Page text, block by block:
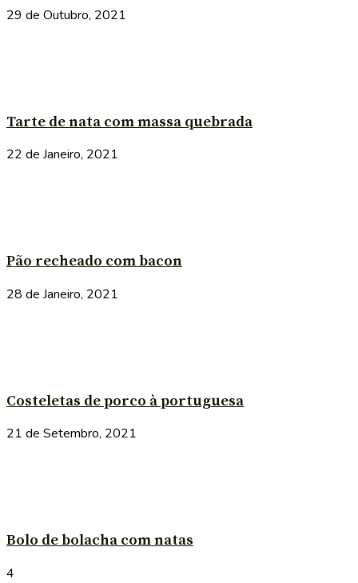
29 de Outubro, 2021
Tarte de nata com massa quebrada
22 de Janeiro, 2021
Pão recheado com bacon
28 de Janeiro, 2021
Costeletas de porco à portuguesa
21 de Setembro, 2021
Bolo de bolacha com natas
4